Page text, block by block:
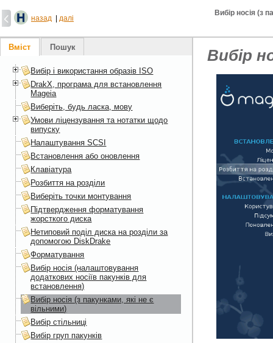
назад далі
Вибір носія (з
Вибір
Вміст Пошук
Вибір і використання образів ISO
DrakX, програма для встановлення
Mageia
Виберіть, будь ласка, мову
Умови ліцензування та нотатки щодо
випуску
Налаштування SCSI
Встановлення або оновлення
Клавіатура
Розбиття на розділи
Виберіть точки монтування
Підтвердження форматування
жорсткого диска
Нетиповий поділ диска на розділи за
допомогою DiskDrake
Форматування
Вибір носія (налаштовування
додаткових носіїв пакунків для
встановлення)
Вибір носія (з пакунками, які не є
вільними)
Вибір стільниці
Вибір груп пакунків